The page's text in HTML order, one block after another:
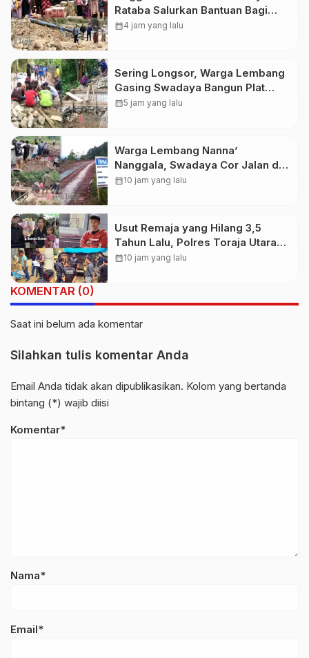
Rataba Salurkan Bantuan Bagi
Warga Terdampak Longsor di
calendar_month4 jam yang lalu
Sering Longsor, Warga Lembang
Gasing Swadaya Bangun Plat
Deker dan Talut Jalan
calendar_month5 jam yang lalu
Warga Lembang Nanna’
Nanggala, Swadaya Cor Jalan dan
Bangun Jembatan
calendar_month10 jam yang lalu
Usut Remaja yang Hilang 3,5
Tahun Lalu, Polres Toraja Utara
Kembali Datangi TKP
calendar_month10 jam yang lalu
KOMENTAR (0)
Saat ini belum ada komentar
Silahkan tulis komentar Anda
Email Anda tidak akan dipublikasikan. Kolom yang bertanda
bintang (*) wajib diisi
Komentar*
Nama*
Email*